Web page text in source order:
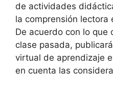
de actividades
la comprensión lectora
De acuerdo con lo que
clase pasada,
virtual de aprendizaje
en cuenta las